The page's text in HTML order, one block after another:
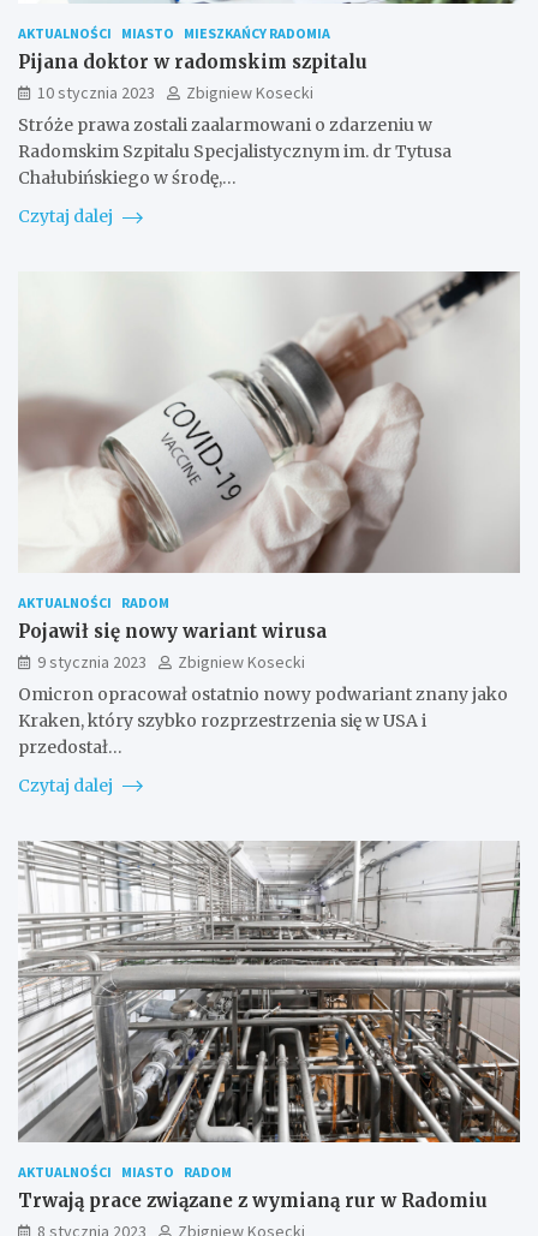
AKTUALNOŚCI MIASTO MIESZKAŃCY RADOMIA
Pijana doktor w radomskim szpitalu
10 stycznia 2023
Zbigniew Kosecki
Stróże prawa zostali zaalarmowani o zdarzeniu w
Radomskim Szpitalu Specjalistycznym im. dr Tytusa
Chałubińskiego w środę,…
Czytaj dalej
AKTUALNOŚCI RADOM
Pojawił się nowy wariant wirusa
9 stycznia 2023
Zbigniew Kosecki
Omicron opracował ostatnio nowy podwariant znany jako
Kraken, który szybko rozprzestrzenia się w USA i
przedostał…
Czytaj dalej
AKTUALNOŚCI MIASTO RADOM
Trwają prace związane z wymianą rur w Radomiu
8 stycznia 2023
Zbigniew Kosecki